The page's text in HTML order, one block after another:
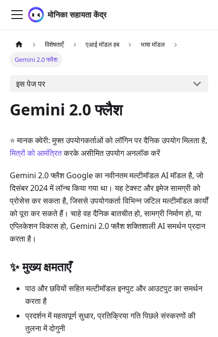
मोनिका सहायता केंद्र
विशेषताएँ एआई मॉडल हब
भाषा मॉडल
Gemini 2.0 फ्लैश
इस पेज पर
Gemini 2.0 फ्लैश
⭐ मानक क्वेरी: मुफ्त उपयोगकर्ताओं को लॉगिन पर दैनिक उपयोग मिलता है,
मित्रों को आमंत्रितकरके असीमित उपयोग अनलॉक करें
Gemini 2.0 फ्लैश Google का नवीनतम मल्टीमॉडल AI मॉडल है, जो
दिसंबर 2024 में लॉन्च किया गया था। यह टेक्स्ट और इमेज सामग्री को
प्रोसेस कर सकता है, जिससे उपयोगकर्ता विभिन्न जटिल मल्टीमॉडल कार्यों
को पूरा कर सकते हैं। चाहे वह दैनिक बातचीत हो, सामग्री निर्माण हो, या
एप्लिकेशन विकास हो, Gemini 2.0 फ्लैश शक्तिशाली AI समर्थन प्रदान
करता है।
✨ मुख्य क्षमताएँ
पाठ और छवियों सहित मल्टीमॉडल इनपुट और आउटपुट का समर्थन
करता है
प्रदर्शन में महत्वपूर्ण सुधार, प्रतिक्रिया गति पिछले संस्करणों की
तुलना में दोगुनी